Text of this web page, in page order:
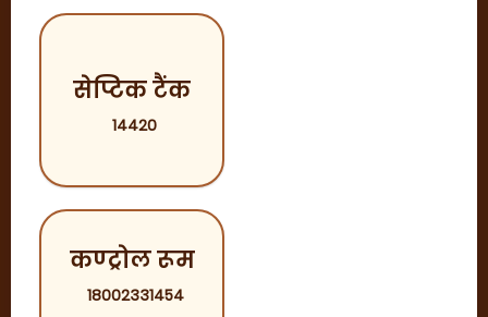
सेप्टिक टैंक
14420
कण्ट्रोल रूम
18002331454